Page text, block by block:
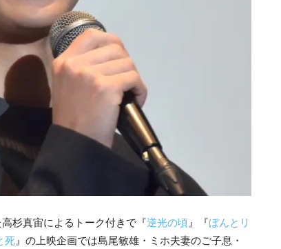
杉真宙によるトーク付きで『逆光の頃 』『ぼんとリ
死 』の上映企画では島尾敏雄・ミホ夫妻のご子息・